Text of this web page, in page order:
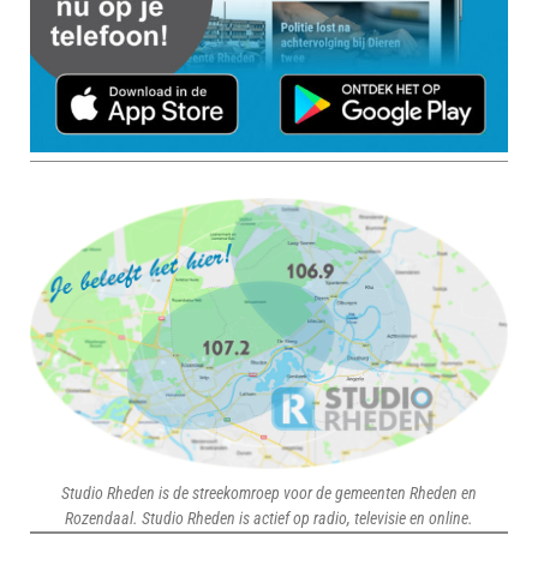
Studio Rheden is de streekomroep voor de gemeenten Rheden en
Rozendaal. Studio Rheden is actief op radio, televisie en online.